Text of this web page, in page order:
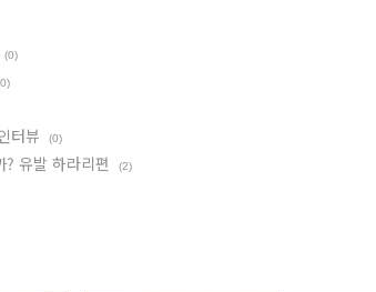
(0)
터뷰 (0)
유발 하라리편 (2)